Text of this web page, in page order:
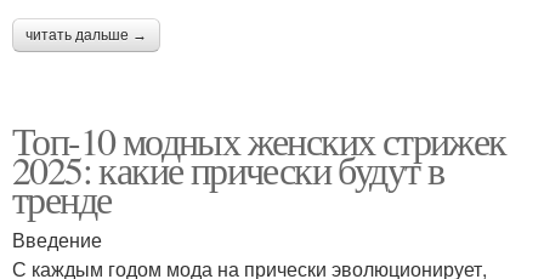
универсальная
стрижка
Стрижка в духе
Стрижка для волнистых
волос
читать дальше →
Топ-10 модных женских стрижек
2025: какие прически будут в
тренде
Введение
С каждым годом мода на прически эволюционирует,